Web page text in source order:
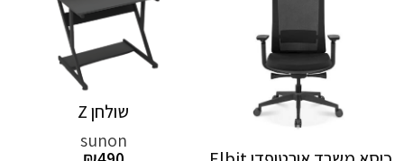
שולחן Z
sunon